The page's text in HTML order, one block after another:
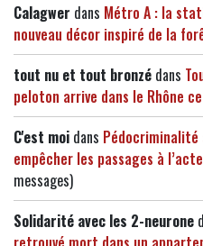
Calagwer dans Métro A : la
nouveau décor inspiré de la
tout nu et tout bronzé dans
peloton arrive dans le Rhône
C'est moi dans Pédocriminalité
empêcher les passages à
messages)
Solidarité avec les 2-neurone